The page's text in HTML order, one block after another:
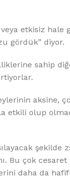
veya etkisiz hale
gördük” diyor.
sahip
aksine,
etkili olup
şekilde
Bu çok
daha da